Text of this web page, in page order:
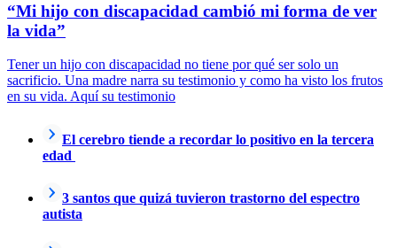
“Mi hijo con discapacidad cambió mi forma de ver
la vida”
Tener un hijo con discapacidad no tiene por qué ser solo un
sacrificio. Una madre narra su testimonio y como ha visto los frutos
en su vida. Aquí su testimonio
El cerebro tiende a recordar lo positivo en la tercera
edad
3 santos que quizá tuvieron trastorno del espectro
autista